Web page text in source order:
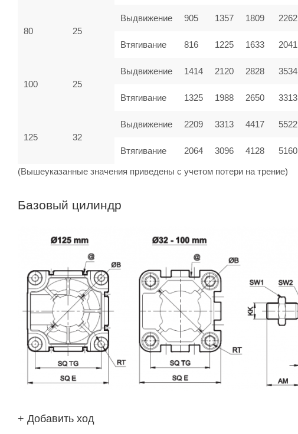
80 25
Выдвижение 905 1357 1809 2262
Втягивание 816 1225 1633 2041
100 25
Выдвижение 1414 2120 2828 3534
Втягивание 1325 1988 2650 3313
125 32
Выдвижение 2209 3313 4417 5522
Втягивание 2064 3096 4128 5160
(Вышеуказанные значения приведены с учетом потери на трение)
Базовый цилиндр
+ Добавить ход